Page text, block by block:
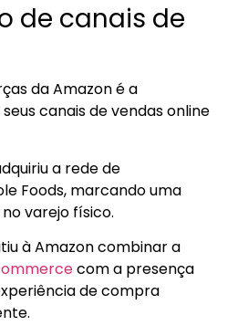
de canais de
da Amazon é a
canais de vendas online
a rede de
Foods, marcando uma
varejo físico.
à Amazon combinar a
com a presença
de compra